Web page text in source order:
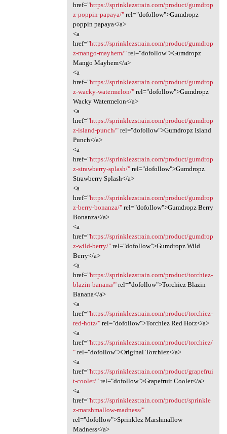
href="https://sprinklezstrain.com/product/gumdrop
z-poppin-papaya/"rel="dofollow">Gumdropz
poppin papaya</a>
<a
href="https://sprinklezstrain.com/product/gumdrop
z-mango-mayhem/"rel="dofollow">Gumdropz
Mango Mayhem</a>
<a
href="https://sprinklezstrain.com/product/gumdrop
z-wacky-watermelon/"rel="dofollow">Gumdropz
Wacky Watermelon</a>
<a
href="https://sprinklezstrain.com/product/gumdrop
z-island-punch/"rel="dofollow">Gumdropz Island
Punch</a>
<a
href="https://sprinklezstrain.com/product/gumdrop
z-strawberry-splash/"rel="dofollow">Gumdropz
Strawberry Splash</a>
<a
href="https://sprinklezstrain.com/product/gumdrop
z-berry-bonanza/"rel="dofollow">Gumdropz Berry
Bonanza</a>
<a
href="https://sprinklezstrain.com/product/gumdrop
z-wild-berry/"rel="dofollow">Gumdropz Wild
Berry</a>
<a
href="https://sprinklezstrain.com/product/torchiez-
blazin-banana/"rel="dofollow">Torchiez Blazin
Banana</a>
<a
href="https://sprinklezstrain.com/product/torchiez-
red-hotz/"rel="dofollow">Torchiez Red Hotz</a>
<a
href="https://sprinklezstrain.com/product/torchiez/
"rel="dofollow">Original Torchiez</a>
<a
href="https://sprinklezstrain.com/product/grapefrui
t-cooler/"rel="dofollow">Grapefruit Cooler</a>
<a
href="https://sprinklezstrain.com/product/sprinkle
z-marshmallow-madness/"
rel="dofollow">Sprinklez Marshmallow
Madness</a>